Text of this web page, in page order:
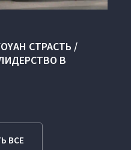
СТРАСТЬ /
В
ВСЕ